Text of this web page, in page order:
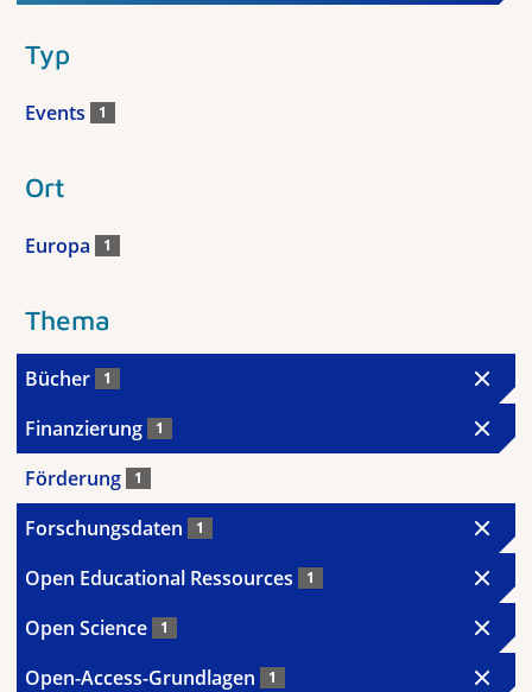
Typ
Events 1
Ort
Europa 1
Thema
Bücher 1
Finanzierung 1
Förderung 1
Forschungsdaten 1
Open Educational Ressources 1
Open Science 1
Open-Access-Grundlagen 1